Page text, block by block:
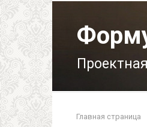
Главная страница